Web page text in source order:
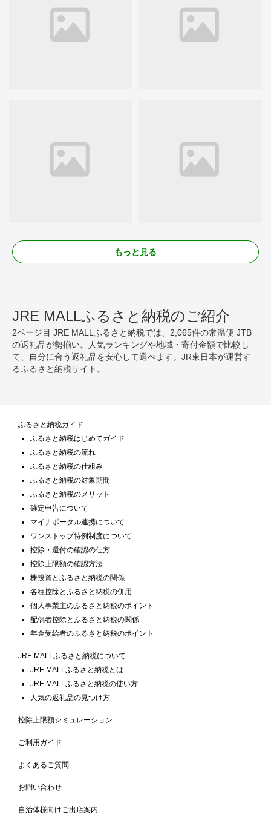
もっと見る
JRE MALLふるさと納税のご紹介
2ページ目 JRE MALLふるさと納税では、2,065件の常温便 JTB
の返礼品が勢揃い。人気ランキングや地域・寄付金額で比較し
て、自分に合う返礼品を安心して選べます。JR東日本が運営す
るふるさと納税サイト。
ふるさと納税ガイド
ふるさと納税はじめてガイド
ふるさと納税の流れ
ふるさと納税の仕組み
ふるさと納税の対象期間
ふるさと納税のメリット
確定申告について
マイナポータル連携について
ワンストップ特例制度について
控除・還付の確認の仕方
控除上限額の確認方法
株投資とふるさと納税の関係
各種控除とふるさと納税の併用
個人事業主のふるさと納税のポイント
配偶者控除とふるさと納税の関係
年金受給者のふるさと納税のポイント
JRE MALLふるさと納税について
JRE MALLふるさと納税とは
JRE MALLふるさと納税の使い方
人気の返礼品の見つけ方
控除上限額シミュレーション
ご利用ガイド
よくあるご質問
お問い合わせ
自治体様向けご出店案内